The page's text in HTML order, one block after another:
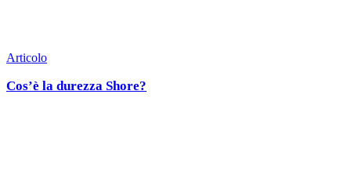
Articolo
Cos’è la durezza Shore?